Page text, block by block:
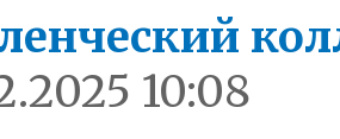
10:08